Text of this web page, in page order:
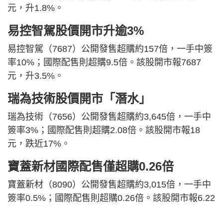
元，升1.8%。
易控智駕股價開市升逾3%
易控智駕（7687）公開發售超購約157倍，一手中簽
率10%；國際配售則超購9.5倍。該股開市報7687
元，升3.5%。
瑞為技術股價開市「潛水」
瑞為技術（7656）公開發售超購約3,645倍，一手中
簽率3%；國際配售則超購2.08倍。該股開市報18
元，跌近17%。
寶蓋新材國際配售僅超購0.26倍
寶蓋新材（8090）公開發售超購約3,015倍，一手中
簽率0.5%；國際配售則超購0.26倍。該股開市報6.22